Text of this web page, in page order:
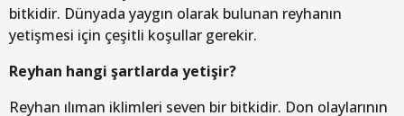
bitkidir. Dünyada yaygın olarak bulunan reyhanın
yetişmesi için çeşitli koşullar gerekir.
Reyhan hangi şartlarda yetişir?
Reyhan ılıman iklimleri seven bir bitkidir. Don olaylarının